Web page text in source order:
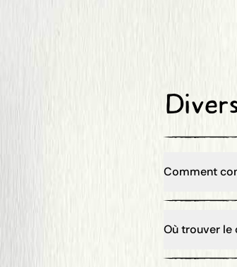
Comment
Où trouver le